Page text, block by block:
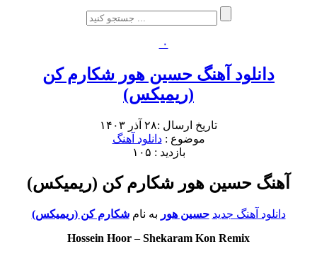
۰
دانلود آهنگ حسین هور شکارم کن
(ریمیکس)
تاریخ ارسال :۲۸ آذر ۱۴۰۳
موضوع :دانلود آهنگ
بازدید : ۱۰۵
آهنگ حسین هور شکارم کن (ریمیکس)
دانلود آهنگ جدید حسین هور به نامشکارم کن (ریمیکس)
Hossein Hoor – Shekaram Kon Remix